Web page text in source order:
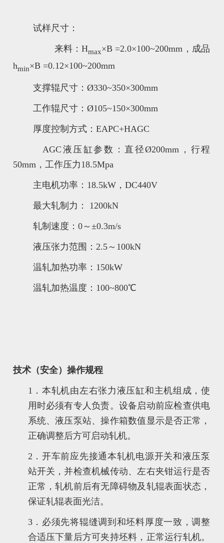
试样尺寸：
来料：Hmax×B =2.0×100~200mm，成品
hmin×B =0.12×100~200mm
支撑辊尺寸：Ø330~350×300mm
工作辊尺寸：Ø105~150×300mm
厚度控制方式：EAPC+HAGC
AGC液压缸参数：直径Ø200mm，行程
50mm，工作压力18.5Mpa
主电机功率：18.5kW，DC440V
最大轧制力： 1200kN
轧制速度：0～±0.3m/s
液压张力范围：2.5～100kN
温轧加热功率：150kW
温轧加热温度：100~800℃
技术（安全）操作规程
1．本轧机由左右张力液压缸和主机组成，使
用时必须有专人负责。设备启动前应检查供电
系统、液压泵站、操作箱数值显示是否正常，
正确调整后方可启动轧机。
2．开车前应先接通本轧机电源开关和液压泵
站开关，并检查机械传动、左右夹钳运行是否
正常，轧机前后有无障碍物及轧辊表面状态，
保证轧辊表面光洁。
3．必须先将辊缝调到和坯料厚度一致，调整
合适压下量后方可夹持坯料，正常运行轧机。